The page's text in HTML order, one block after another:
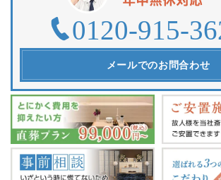
メールでのお問合わせ